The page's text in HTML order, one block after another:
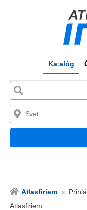
Katalóg
Atlasfiriem
Atlasfiriem